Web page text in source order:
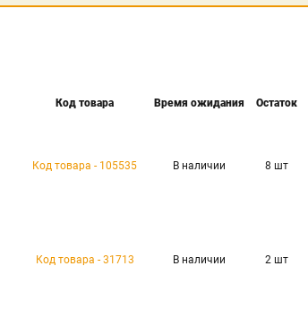
Код товара Время ожидания Остаток
Код товара - 105535 В наличии 8 шт
Код товара - 31713 В наличии 2 шт